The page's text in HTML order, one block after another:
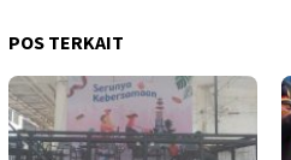
POS TERKAIT